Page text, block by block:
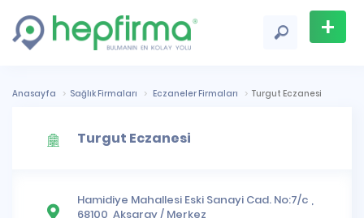
+
Ekle
Anasayfa Sağlık Firmaları Eczaneler Firmaları Turgut Eczanesi
Turgut Eczanesi
Hamidiye Mahallesi Eski Sanayi Cad. No:7/c ,
68100,Aksaray/ Merkez